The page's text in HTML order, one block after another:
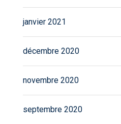
janvier 2021
décembre 2020
novembre 2020
septembre 2020